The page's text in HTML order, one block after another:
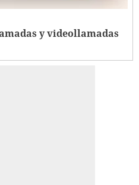
y videollamadas